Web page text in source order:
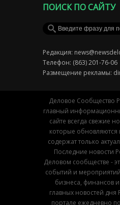
ПОИСК ПО САЙТУ
Редакция:
Телефон: (863) 201-76-06
Размещение рекламы:
Деловое Сообщество
главный
сайте всегда свежие
которые
содержат только
Последние новости
Деловом сообществе -
событий и
бизнеса, финансов
главных новостей дня
портале ежедневно